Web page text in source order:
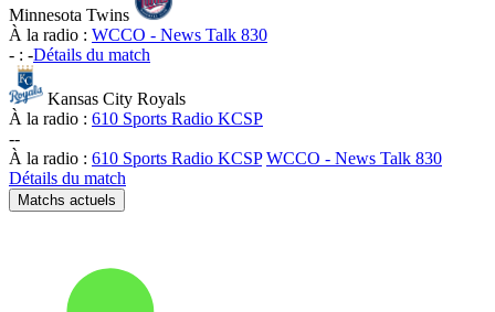
Minnesota Twins
À la radio : WCCO - News Talk 830
- : -Détails du match
Kansas City Royals
À la radio : 610 Sports Radio KCSP
--
À la radio : 610 Sports Radio KCSP WCCO - News Talk 830
Détails du match
Matchs actuels